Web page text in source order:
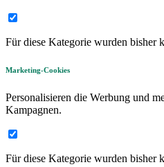
Für diese Kategorie wurden bisher
Marketing-Cookies
Personalisieren die Werbung und
Kampagnen.
Für diese Kategorie wurden bisher